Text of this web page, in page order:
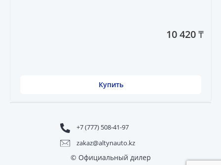
10 420 ₸
Купить
+7 (777) 508-41-97
zakaz@altynauto.kz
© Официальный дилер